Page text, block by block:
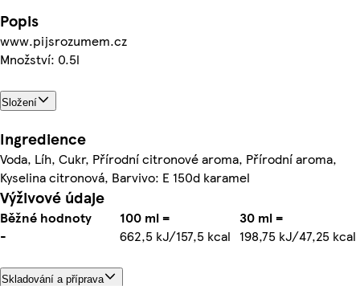
Popis
www.pijsrozumem.cz
Množství: 0.5l
Složení
Ingredience
Voda, Líh, Cukr, Přírodní citronové aroma, Přírodní aroma,
Kyselina citronová, Barvivo: E 150d karamel
Výživové údaje
Běžné hodnoty 100 ml =
30 ml =
-
662,5 kJ/157,5 kcal 198,75 kJ/47,25 kcal
Skladování a příprava